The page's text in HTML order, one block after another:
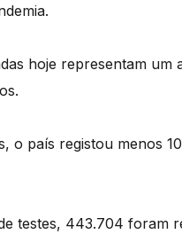
hoje representam
o país registou menos
testes, 443.704 foram